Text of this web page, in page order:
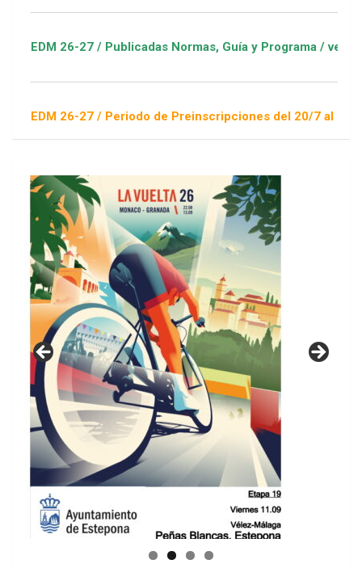
26-27 / Publicadas Normas, Guía y Programa / ver
26-27 / Periodo de Preinscripciones del 20/7 al 16/8 /
GUIA DE INSTALACIONES DEPORTIVAS